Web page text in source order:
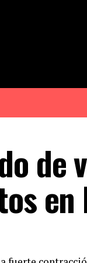
de